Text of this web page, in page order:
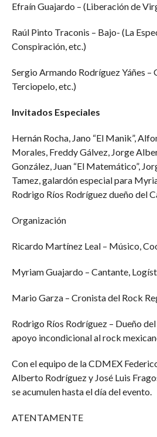
Efraín Guajardo – (Liberación de
Raúl Pinto Traconis – Bajo- (La
Conspiración, etc.)
Sergio Armando Rodríguez Yáñes
Terciopelo, etc.)
Invitados Especiales
Hernán Rocha, Jano “El Manik”,
Morales, Freddy Gálvez, Jorge
González, Juan “El Matemático”,
Tamez, galardón especial para
Rodrigo Ríos Rodríguez dueño del
Organización
Ricardo Martínez Leal – Músico,
Myriam Guajardo – Cantante,
Mario Garza – Cronista del Rock
Rodrigo Ríos Rodríguez – Dueño
apoyo incondicional al rock
Con el equipo de la CDMEX
Alberto Rodríguez y José Luis
se acumulen hasta el día del evento.
ATENTAMENTE